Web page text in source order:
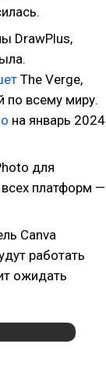
DrawPlus,
The Verge,
по всему миру.
на январь
для
платформ —
Canva
работать
ожидать